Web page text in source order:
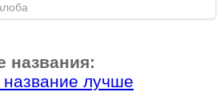
названия:
лучше